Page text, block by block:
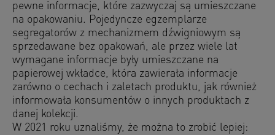
pewne informacje, które zazwyczaj są umieszczane
na opakowaniu. Pojedyncze egzemplarze
segregatorów z mechanizmem dźwigniowym są
sprzedawane bez opakowań, ale przez wiele lat
wymagane informacje były umieszczane na
papierowej wkładce, która zawierała informacje
zarówno o cechach i zaletach produktu, jak również
informowała konsumentów o innych produktach z
danej kolekcji.
W 2021 roku uznaliśmy, że można to zrobić lepiej: